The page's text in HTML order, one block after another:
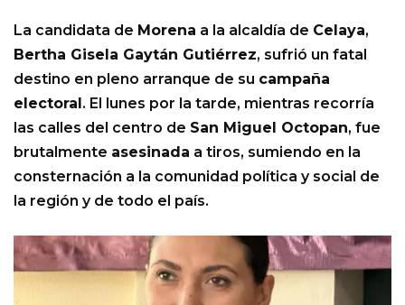
La candidata de Morena a la alcaldía de Celaya,
Bertha Gisela Gaytán Gutiérrez, sufrió un fatal
destino en pleno arranque de su campaña
electoral. El lunes por la tarde, mientras recorría
las calles del centro de San Miguel Octopan, fue
brutalmente asesinada a tiros, sumiendo en la
consternación a la comunidad política y social de
la región y de todo el país.